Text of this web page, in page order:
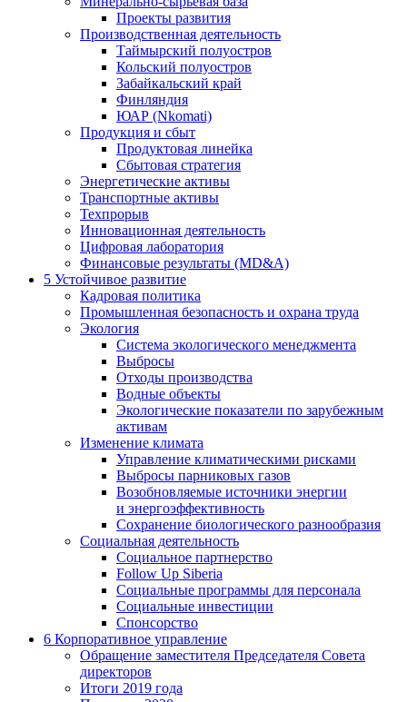
Проекты развития
Производственная деятельность
Таймырский полуостров
Кольский полуостров
Забайкальский край
Финляндия
ЮАР (Nkomati)
Продукция и сбыт
Продуктовая линейка
Сбытовая стратегия
Энергетические активы
Транспортные активы
Техпрорыв
Инновационная деятельность
Цифровая лаборатория
Финансовые результаты (MD&A)
5 Устойчивое развитие
Кадровая политика
Промышленная безопасность и охрана труда
Экология
Система экологического менеджмента
Выбросы
Отходы производства
Водные объекты
Экологические показатели по зарубежным
активам
Изменение климата
Управление климатическими рисками
Выбросы парниковых газов
Возобновляемые источники энергии
и энергоэффективность
Сохранение биологического разнообразия
Социальная деятельность
Социальное партнерство
Follow Up Siberia
Социальные программы для персонала
Социальные инвестиции
Спонсорство
6 Корпоративное управление
Обращение заместителя Председателя Совета
директоров
Итоги 2019 года